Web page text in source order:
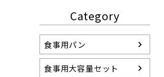
デリカテッセン
パン単品販売
お店のパン通販
冷凍パンの特徴
Category
食事用パン
食事用大容量セット